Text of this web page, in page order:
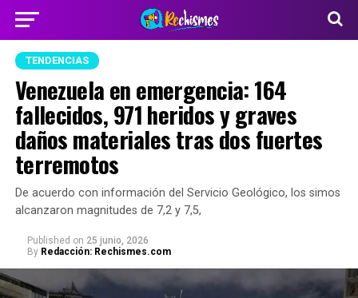
TENDENCIAS
Venezuela en emergencia: 164
fallecidos, 971 heridos y graves
daños materiales tras dos fuertes
terremotos
De acuerdo con información del Servicio Geológico, los simos
alcanzaron magnitudes de 7,2 y 7,5,
Published on 25 junio, 2026
By Redacción: Rechismes.com